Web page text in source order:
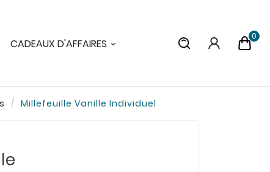
CADEAUX D'AFFAIRES
0
Millefeuille Vanille Individuel